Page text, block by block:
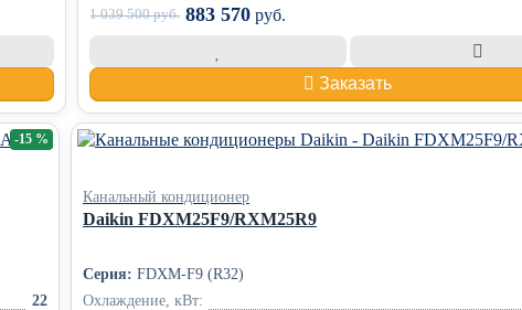
1 039 500руб. 883 570 руб.
Заказать
22
-15 %
Канальный кондиционер
Daikin FDXM25F9/RXM25R9
Серия: FDXM-F9 (R32)
Охлаждение, кВт: